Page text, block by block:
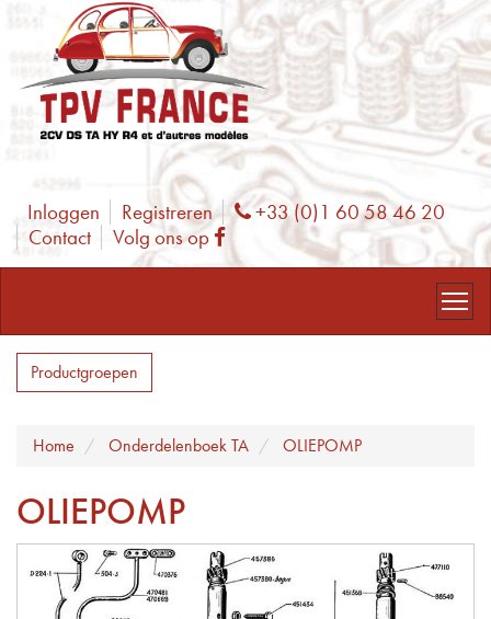
Inloggen Registreren Phone
+33 (0)1 60 58 46 20
Contact
Volg ons op Facebook
Productgroepen
Home Onderdelenboek TA OLIEPOMP
OLIEPOMP